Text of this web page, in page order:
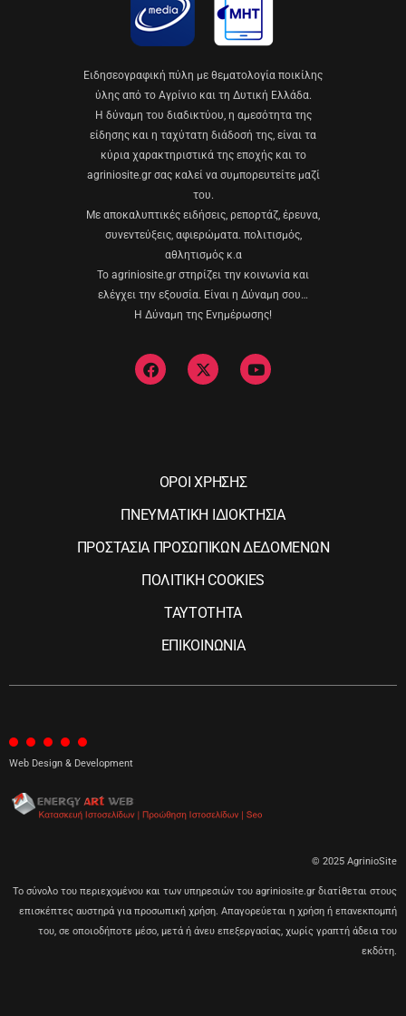
Eιδησεογραφική πύλη με θεματολογία ποικίλης
ύλης από το Αγρίνιο και τη Δυτική Ελλάδα.
Η δύναμη του διαδικτύου, η αμεσότητα της
είδησης και η ταχύτατη διάδοσή της, είναι τα
κύρια χαρακτηριστικά της εποχής και το
agriniosite.gr σας καλεί να συμπορευτείτε μαζί
του.
Με αποκαλυπτικές ειδήσεις, ρεπορτάζ, έρευνα,
συνεντεύξεις, αφιερώματα. πολιτισμός,
αθλητισμός κ.α
Το agriniosite.gr στηρίζει την κοινωνία και
ελέγχει την εξουσία. Είναι η Δύναμη σου…
Η Δύναμη της Ενημέρωσης!
ΟΡΟΙ ΧΡΗΣΗΣ
ΠΝΕΥΜΑΤΙΚΗ ΙΔΙΟΚΤΗΣΙΑ
ΠΡΟΣΤΑΣΙΑ ΠΡΟΣΩΠΙΚΩΝ ΔΕΔΟΜΕΝΩΝ
ΠΟΛΙΤΙΚΗ COOKIES
ΤΑΥΤΟΤΗΤΑ
ΕΠΙΚΟΙΝΩΝΙΑ
Web Design & Development
© 2025 AgrinioSite
Το σύνολο του περιεχομένου και των υπηρεσιών του agriniosite.gr διατίθεται στους
επισκέπτες αυστηρά για προσωπική χρήση. Απαγορεύεται η χρήση ή επανεκπομπή
του, σε οποιοδήποτε μέσο, μετά ή άνευ επεξεργασίας, χωρίς γραπτή άδεια του
εκδότη.